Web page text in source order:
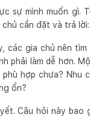
sự mình muốn gì.
cần đặt và trả lời:
các gia chủ nên tìm
phải làm dễ hơn.
hợp chưa? Nhu
ổn?
Câu hỏi này bao